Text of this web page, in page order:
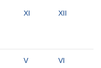
XI XII
V VI